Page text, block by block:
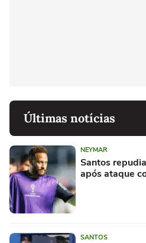
Últimas notícias
NEYMAR
Santos
após ataque
SANTOS